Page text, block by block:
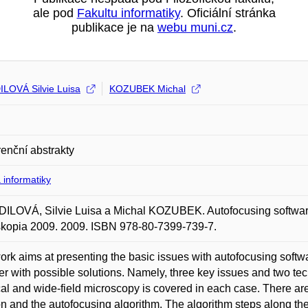
ale pod Fakultu informatiky. Oficiální stránka
publikace je na webu muni.cz.
Silvie Luisa KOZUBEK Michal
abstrakty
informatiky
Silvie Luisa a Michal KOZUBEK. Autofocusing
2009. 2009. ISBN 978-80-7399-739-7.
aims at presenting the basic issues with autofocusing
with possible solutions. Namely, three key issues and two
and wide-field microscopy is covered in each case. There
and the autofocusing algorithm. The algorithm steps along